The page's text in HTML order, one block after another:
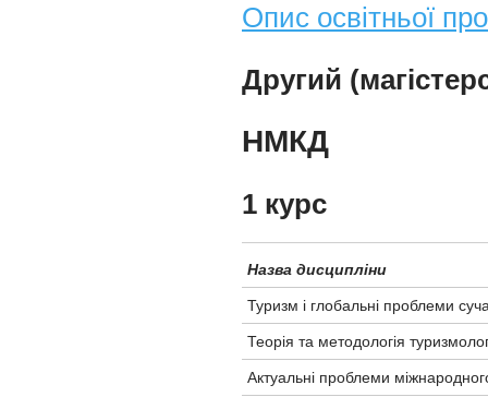
Опис освітньої
Другий
НМКД
1 курс
Назва дисципліни
Туризм і глобальні проблеми
Теорія та методологія
Актуальні проблеми